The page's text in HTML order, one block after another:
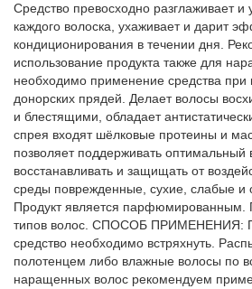
Средство превосходно разглаживает и
каждого волоска, ухаживает и дарит
кондиционирования в течении дня.
использование продукта также для
необходимо применение средства при
донорских прядей. Делает волосы
и блестящими, обладает
спрея входят шёлковые протеины и
позволяет поддерживать оптимальный
восстанавливать и защищать от
среды поврежденные, сухие, слабые и
Продукт является парфюмированным.
типов волос. СПОСОБ ПРИМЕНЕНИЯ:
средство необходимо встряхнуть.
полотенцем либо влажные волосы по
наращенных волос рекомендуем